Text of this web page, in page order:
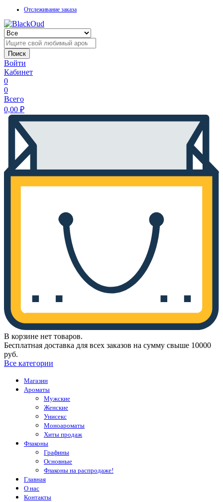
Отслеживание заказа
Поиск
Войти
Кабинет
0
0
Всего
0,00 ₽
В корзине нет товаров.
Бесплатная доставка для всех заказов на сумму свыше 10000
руб.
Все категории
Магазин
Ароматы
Мужские
Женские
Унисекс
Моноароматы
Хиты продаж
Флаконы
Графины
Основные
Флаконы на распродаже!
Главная
О нас
Контакты